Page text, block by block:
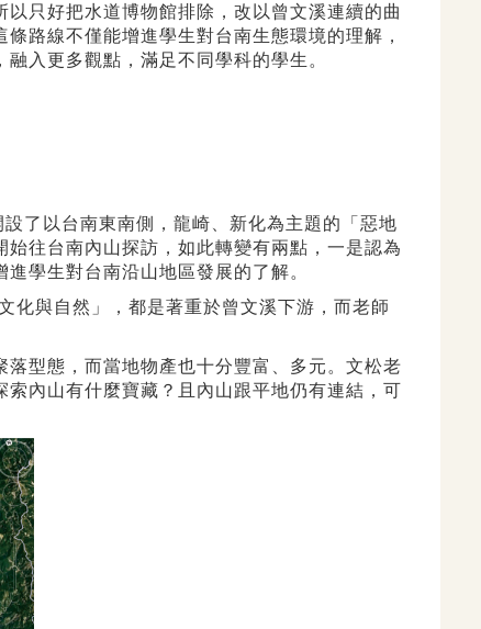
只好把水道博物館排除，改以曾文溪連續的曲
路線不僅能增進學生對台南生態環境的理解，
入更多觀點，滿足不同學科的學生。
了以台南東南側，龍崎、新化為主題的「惡地
往台南內山探訪，如此轉變有兩點，一是認為
學生對台南沿山地區發展的了解。
化與自然」，都是著重於曾文溪下游，而老師
型態，而當地物產也十分豐富、多元。文松老
內山有什麼寶藏？且內山跟平地仍有連結，可